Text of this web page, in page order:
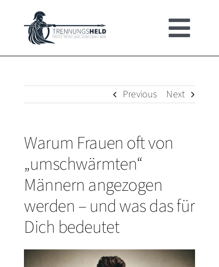
content
HOME
ÜBER
UMFRAGE
MÄNNER
UMFRAGE
Previous Next
Warum Frauen oft von
„umschwärmten“
Männern angezogen
werden – und was das für
Dich bedeutet